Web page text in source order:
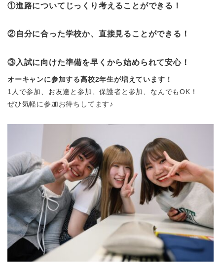
①進路についてじっくり考えることができる！
②自分に合った学校か、直接見ることができる！
③入試に向けた準備を早くから始められて安心！
オーキャンに参加する高校2年生が増えています！
1人で参加、お友達と参加、保護者と参加、なんでもOK！
ぜひ気軽に参加お待ちしてます♪